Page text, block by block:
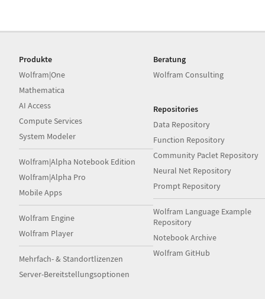
Produkte
Wolfram|One
Mathematica
AI Access
Compute Services
System Modeler
Wolfram|Alpha Notebook Edition
Wolfram|Alpha Pro
Mobile Apps
Wolfram Engine
Wolfram Player
Mehrfach- & Standortlizenzen
Server-Bereitstellungsoptionen
Beratung
Wolfram Consulting
Repositories
Data Repository
Function Repository
Community Paclet Repository
Neural Net Repository
Prompt Repository
Wolfram Language Example
Repository
Notebook Archive
Wolfram GitHub